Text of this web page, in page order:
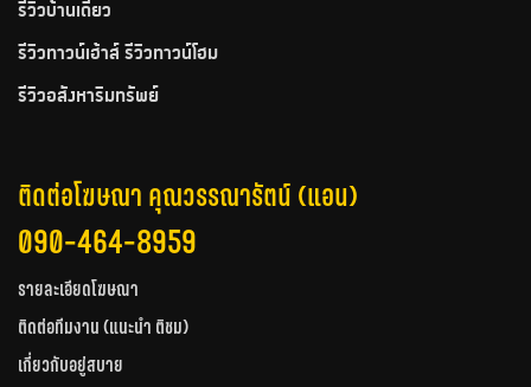
รีวิวบ้านเดี่ยว
รีวิวทาวน์เฮ้าส์ รีวิวทาวน์โฮม
รีวิวอสังหาริมทรัพย์
ติดต่อโฆษณา คุณวรรณารัตน์ (แอน)
090-464-8959
รายละเอียดโฆษณา
ติดต่อทีมงาน (แนะนำ ติชม)
เกี่ยวกับอยู่สบาย